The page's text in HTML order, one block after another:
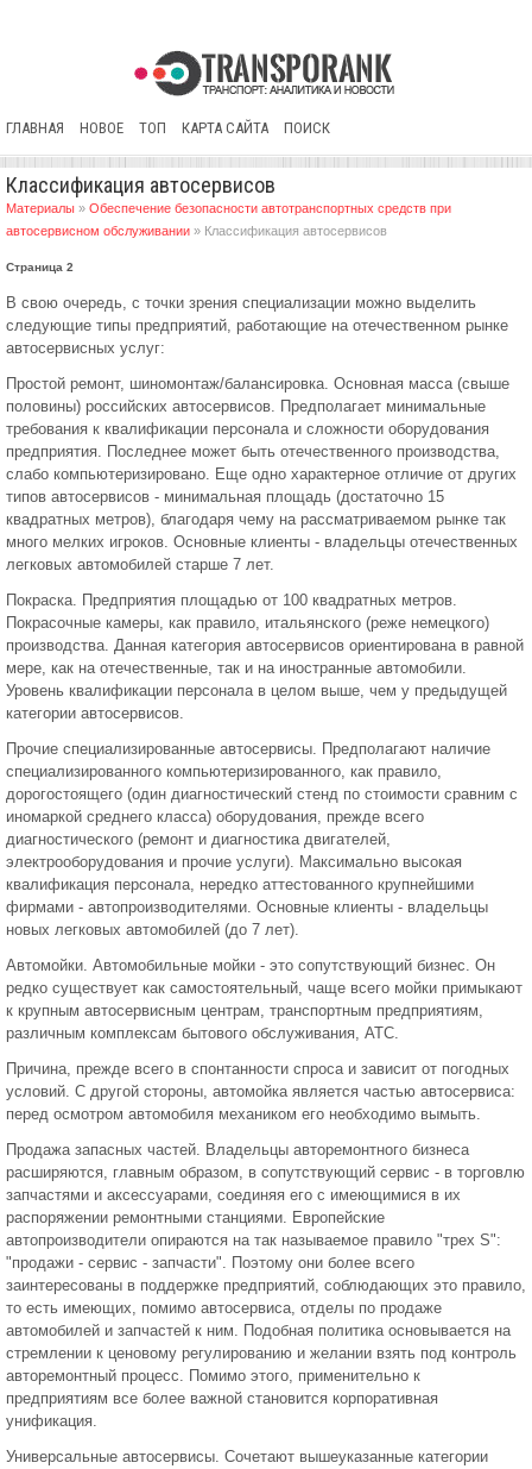
ГЛАВНАЯ НОВОЕ ТОП КАРТА САЙТА ПОИСК
Классификация автосервисов
Материалы » Обеспечение безопасности автотранспортных средств при
автосервисном обслуживании » Классификация автосервисов
Страница 2
В свою очередь, с точки зрения специализации можно выделить
следующие типы предприятий, работающие на отечественном рынке
автосервисных услуг:
Простой ремонт, шиномонтаж/балансировка. Основная масса (свыше
половины) российских автосервисов. Предполагает минимальные
требования к квалификации персонала и сложности оборудования
предприятия. Последнее может быть отечественного производства,
слабо компьютеризировано. Еще одно характерное отличие от других
типов автосервисов - минимальная площадь (достаточно 15
квадратных метров), благодаря чему на рассматриваемом рынке так
много мелких игроков. Основные клиенты - владельцы отечественных
легковых автомобилей старше 7 лет.
Покраска. Предприятия площадью от 100 квадратных метров.
Покрасочные камеры, как правило, итальянского (реже немецкого)
производства. Данная категория автосервисов ориентирована в равной
мере, как на отечественные, так и на иностранные автомобили.
Уровень квалификации персонала в целом выше, чем у предыдущей
категории автосервисов.
Прочие специализированные автосервисы. Предполагают наличие
специализированного компьютеризированного, как правило,
дорогостоящего (один диагностический стенд по стоимости сравним с
иномаркой среднего класса) оборудования, прежде всего
диагностического (ремонт и диагностика двигателей,
электрооборудования и прочие услуги). Максимально высокая
квалификация персонала, нередко аттестованного крупнейшими
фирмами - автопроизводителями. Основные клиенты - владельцы
новых легковых автомобилей (до 7 лет).
Автомойки. Автомобильные мойки - это сопутствующий бизнес. Он
редко существует как самостоятельный, чаще всего мойки примыкают
к крупным автосервисным центрам, транспортным предприятиям,
различным комплексам бытового обслуживания, АТС.
Причина, прежде всего в спонтанности спроса и зависит от погодных
условий. С другой стороны, автомойка является частью автосервиса:
перед осмотром автомобиля механиком его необходимо вымыть.
Продажа запасных частей. Владельцы авторемонтного бизнеса
расширяются, главным образом, в сопутствующий сервис - в торговлю
запчастями и аксессуарами, соединяя его с имеющимися в их
распоряжении ремонтными станциями. Европейские
автопроизводители опираются на так называемое правило "трех S":
"продажи - сервис - запчасти". Поэтому они более всего
заинтересованы в поддержке предприятий, соблюдающих это правило,
то есть имеющих, помимо автосервиса, отделы по продаже
автомобилей и запчастей к ним. Подобная политика основывается на
стремлении к ценовому регулированию и желании взять под контроль
авторемонтный процесс. Помимо этого, применительно к
предприятиям все более важной становится корпоративная
унификация.
Универсальные автосервисы. Сочетают вышеуказанные категории